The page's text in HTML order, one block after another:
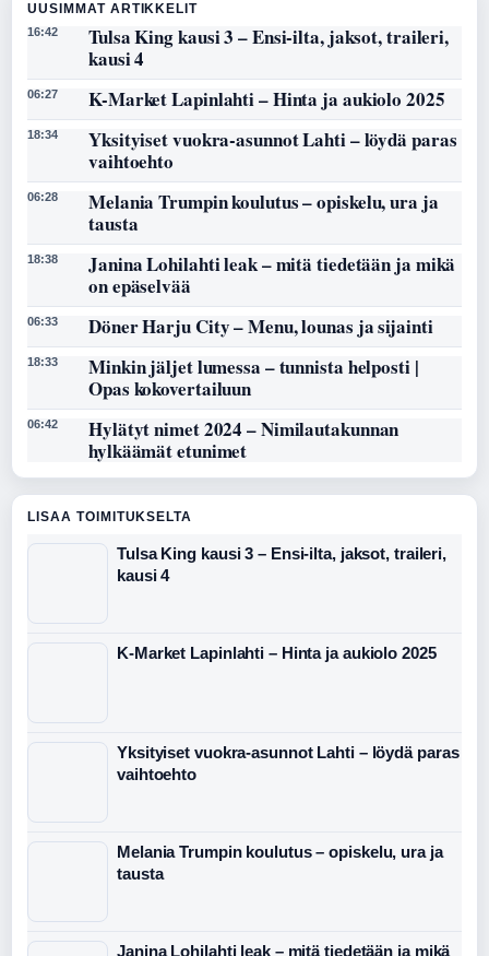
UUSIMMAT ARTIKKELIT
16:42
Tulsa King kausi 3 – Ensi-ilta, jaksot, traileri,
kausi 4
06:27 K-Market Lapinlahti – Hinta ja aukiolo 2025
18:34
Yksityiset vuokra-asunnot Lahti – löydä paras
vaihtoehto
06:28
Melania Trumpin koulutus – opiskelu, ura ja
tausta
18:38
Janina Lohilahti leak – mitä tiedetään ja mikä
on epäselvää
06:33 Döner Harju City – Menu, lounas ja sijainti
18:33
Minkin jäljet lumessa – tunnista helposti |
Opas kokovertailuun
06:42
Hylätyt nimet 2024 – Nimilautakunnan
hylkäämät etunimet
LISAA TOIMITUKSELTA
Tulsa King kausi 3 – Ensi-ilta, jaksot, traileri,
kausi 4
K-Market Lapinlahti – Hinta ja aukiolo 2025
Yksityiset vuokra-asunnot Lahti – löydä paras
vaihtoehto
Melania Trumpin koulutus – opiskelu, ura ja
tausta
Janina Lohilahti leak – mitä tiedetään ja mikä